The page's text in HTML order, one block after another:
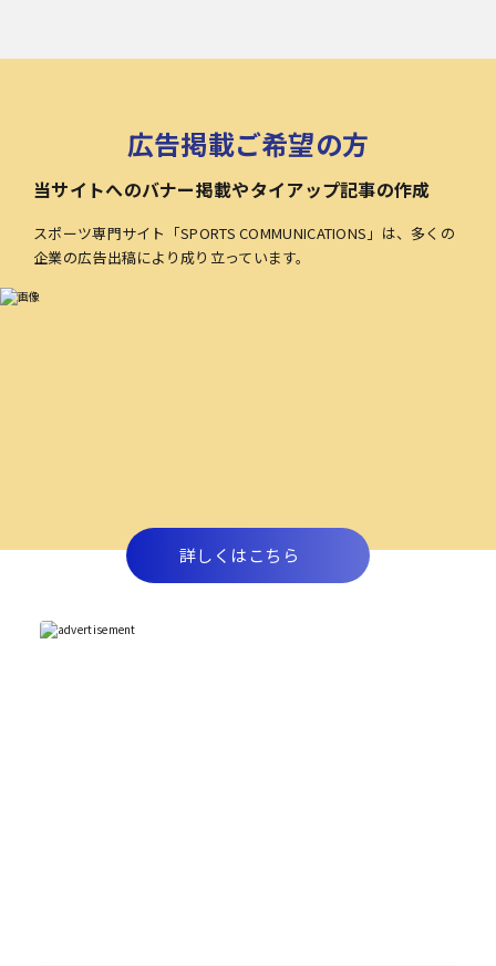
広告掲載ご希望の方
当サイトへのバナー掲載やタイアップ記事の作成
スポーツ専門サイト「SPORTS COMMUNICATIONS」は、多くの
企業の広告出稿により成り立っています。
詳しくはこちら